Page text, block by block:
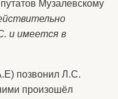
Музалевскому
и имеется в
позвонил Л.С.
произошёл